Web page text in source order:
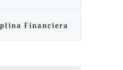
Financiera